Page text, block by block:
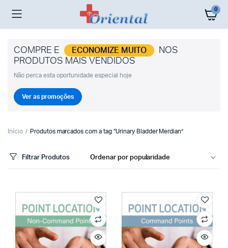
0
COMPRE E ECONOMIZE MUITO
NOS
PRODUTOS MAIS VENDIDOS
Não perca esta oportunidade especial hoje
Ver as promoções
Início Produtos marcados com a tag “Urinary Bladder Merdian”
Filtrar Produtos